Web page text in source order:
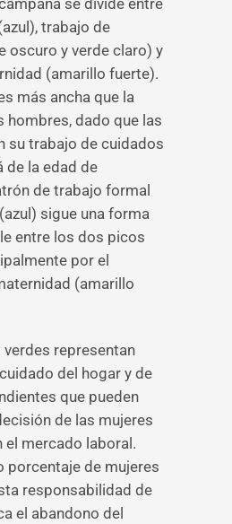
se divide entre
trabajo de
oscuro y verde claro) y
(amarillo fuerte).
más ancha que la
hombres, dado que las
su trabajo de cuidados
de la edad de
de trabajo formal
sigue una forma
entre los dos picos
por el
(amarillo
representan
del hogar y de
que pueden
de las mujeres
el mercado laboral.
porcentaje de mujeres
responsabilidad de
el abandono del